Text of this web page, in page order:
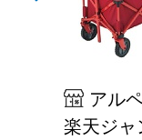
アル
楽天ジャ